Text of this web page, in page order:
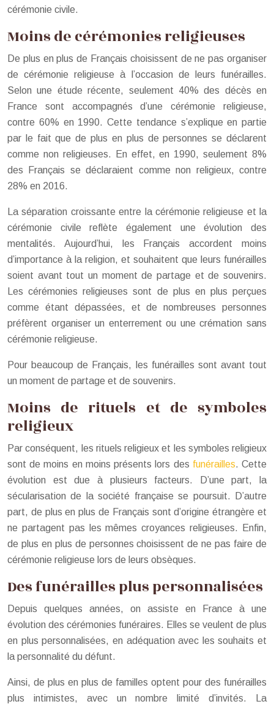
cérémonie civile.
Moins de cérémonies religieuses
De plus en plus de Français choisissent de ne pas organiser
de cérémonie religieuse à l’occasion de leurs funérailles.
Selon une étude récente, seulement 40% des décès en
France sont accompagnés d’une cérémonie religieuse,
contre 60% en 1990. Cette tendance s’explique en partie
par le fait que de plus en plus de personnes se déclarent
comme non religieuses. En effet, en 1990, seulement 8%
des Français se déclaraient comme non religieux, contre
28% en 2016.
La séparation croissante entre la cérémonie religieuse et la
cérémonie civile reflète également une évolution des
mentalités. Aujourd’hui, les Français accordent moins
d’importance à la religion, et souhaitent que leurs funérailles
soient avant tout un moment de partage et de souvenirs.
Les cérémonies religieuses sont de plus en plus perçues
comme étant dépassées, et de nombreuses personnes
préfèrent organiser un enterrement ou une crémation sans
cérémonie religieuse.
Pour beaucoup de Français, les funérailles sont avant tout
un moment de partage et de souvenirs.
Moins de rituels et de symboles
religieux
Par conséquent, les rituels religieux et les symboles religieux
sont de moins en moins présents lors des funérailles. Cette
évolution est due à plusieurs facteurs. D’une part, la
sécularisation de la société française se poursuit. D’autre
part, de plus en plus de Français sont d’origine étrangère et
ne partagent pas les mêmes croyances religieuses. Enfin,
de plus en plus de personnes choisissent de ne pas faire de
cérémonie religieuse lors de leurs obsèques.
Des funérailles plus personnalisées
Depuis quelques années, on assiste en France à une
évolution des cérémonies funéraires. Elles se veulent de plus
en plus personnalisées, en adéquation avec les souhaits et
la personnalité du défunt.
Ainsi, de plus en plus de familles optent pour des funérailles
plus intimistes, avec un nombre limité d’invités. La